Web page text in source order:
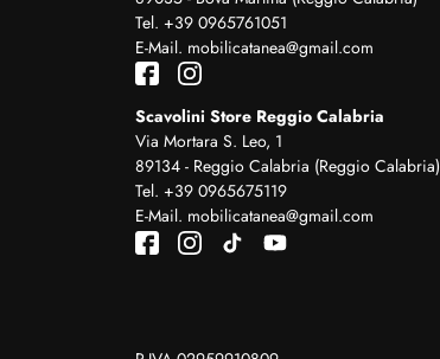
Tel. +39 0965761051
E-Mail. mobilicatanea@gmail.com
Scavolini Store Reggio Calabria
Via Mortara S. Leo, 1
89134 - Reggio Calabria (Reggio Calabria)
Tel. +39 0965675119
E-Mail. mobilicatanea@gmail.com